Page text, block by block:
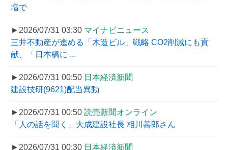
増で
►2026/07/31 03:30 マイナビニュース
三井不動産が進める「木造ビル」戦略 CO2削減にも貢
献、「日本橋に ...
►2026/07/31 00:50 日本経済新聞
建設技研(9621)配当異動
►2026/07/31 00:50 読売新聞オンライン
「人の話を聞く」大成建設社長 相川善郎さん
►2026/07/31 00:30 日本経済新聞